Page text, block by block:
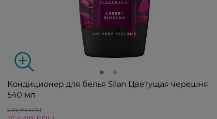
Кондиционер для белья Silan Цветущая черешня
540 мл
239,99 ГРН